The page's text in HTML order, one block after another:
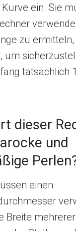
ein. Sie
zu ermitteln,
um
tatsächlich
dieser
und
einen
Breite mehrerer